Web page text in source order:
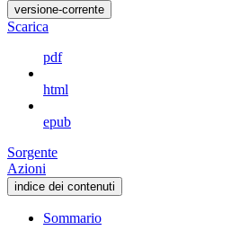
versione-corrente
Scarica
pdf
html
epub
Sorgente
Azioni
indice dei contenuti
Sommario